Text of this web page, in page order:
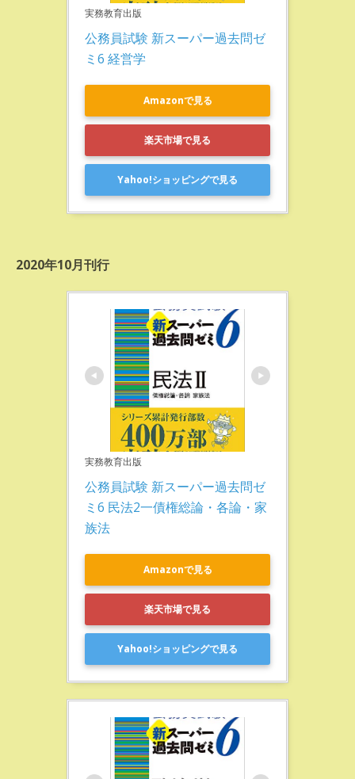
実務教育出版
公務員試験 新スーパー過去問ゼ
ミ6 経営学
Amazonで見る
楽天市場で見る
Yahoo!ショッピングで見る
2020年10月刊行
実務教育出版
公務員試験 新スーパー過去問ゼ
ミ6 民法2一債権総論・各論・家
族法
Amazonで見る
楽天市場で見る
Yahoo!ショッピングで見る